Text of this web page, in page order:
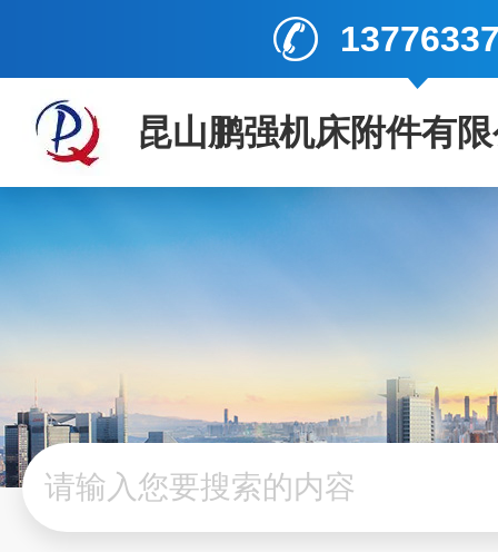
昆山鹏强机床附件有